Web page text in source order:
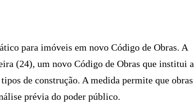
para imóveis em novo Código de Obras. A
(24), um novo Código de Obras que institui a
de construção. A medida permite que obras
prévia do poder público.